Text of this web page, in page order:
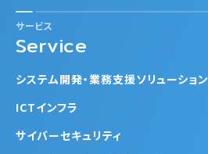
サービス
Service
システム開発・業務支援ソリューション
ICTインフラ
サイバーセキュリティ